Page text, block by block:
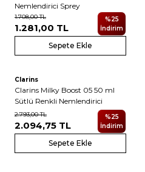
Nemlendirici Sprey
1.708,00TL
1.281,00 TL
%25
İndirim
Sepete Ekle
4
Clarins
Clarins Milky Boost 05 50 ml
Sütlü Renkli Nemlendirici
2.793,00TL
2.094,75 TL
%25
İndirim
Sepete Ekle
4